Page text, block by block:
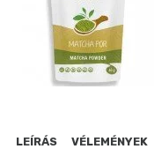
LEÍRÁS VÉLEMÉNYEK